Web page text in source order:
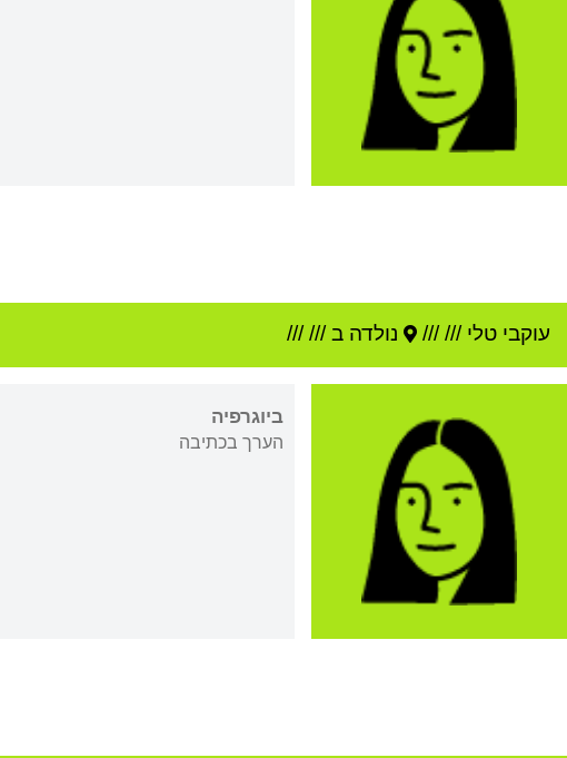
עוקבי טלי ///
/// נולדה ב //////
ביוגרפיה
הערך בכתיבה